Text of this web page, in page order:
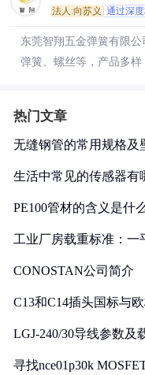
法人:向苏义 通过深
东莞智翔五金弹簧有限
弹簧、螺丝等，产品多样
热门文章
无缝钢管的常用规格及
生活中常见的传感器有
PE100管材的含义是什
工业厂房载重标准：一
CONOSTAN公司简介
C13和C14插头国标与
LGJ-240/30导线参数及
寻找nce01p30k